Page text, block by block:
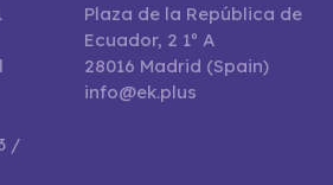
/
Plaza de la República de
Ecuador, 2 1º A
28016 Madrid (Spain)
info@ek.plus